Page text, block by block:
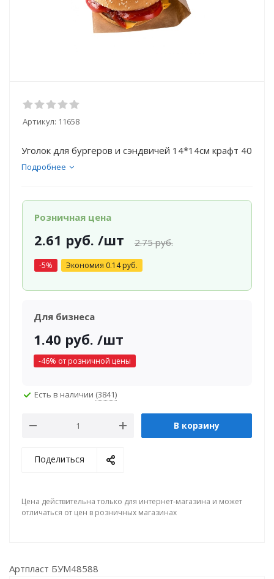
Артикул: 11658
Уголок для бургеров и сэндвичей 14*14см крафт 40
Подробнее
Розничная цена
2.61 руб. /шт 2.75руб.
-5% Экономия 0.14руб.
Для бизнеса
1.40 руб. /шт
-46% от розничной цены
Есть в наличии (3841)
В корзину
Поделиться
Цена действительна только для интернет-магазина и может
отличаться от цен в розничных магазинах
Артпласт БУМ48588